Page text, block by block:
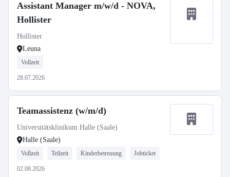
Assistant Manager m/w/d - NOVA,
Hollister
Hollister
Leuna
Vollzeit
28.07.2026
Teamassistenz (w/m/d)
Universitätsklinikum Halle (Saale)
Halle (Saale)
Vollzeit Teilzeit Kinderbetreuung Jobticket
02.08.2026